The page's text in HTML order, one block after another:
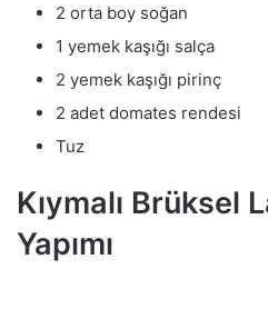
2 orta boy soğan
1 yemek kaşığı salça
2 yemek kaşığı pirinç
2 adet domates rendesi
Tuz
Kıymalı Brüksel
Yapımı